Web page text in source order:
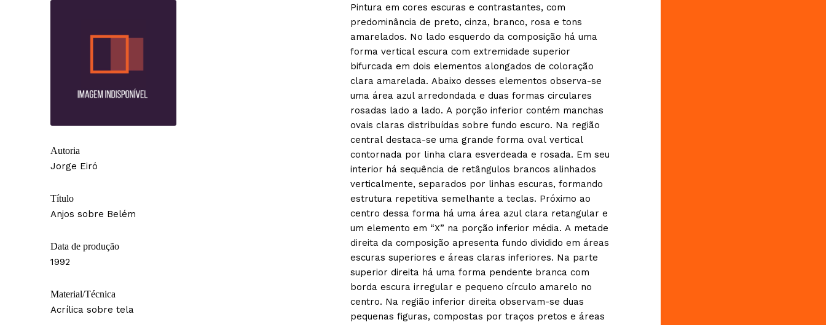
Autoria
Jorge Eiró
Título
Anjos sobre Belém
Data de produção
1992
Material/Técnica
Acrílica sobre tela
Pintura em cores escuras e contrastantes, com
predominância de preto, cinza, branco, rosa e tons
amarelados. No lado esquerdo da composição há uma
forma vertical escura com extremidade superior
bifurcada em dois elementos alongados de coloração
clara amarelada. Abaixo desses elementos observa-se
uma área azul arredondada e duas formas circulares
rosadas lado a lado. A porção inferior contém manchas
ovais claras distribuídas sobre fundo escuro. Na região
central destaca-se uma grande forma oval vertical
contornada por linha clara esverdeada e rosada. Em seu
interior há sequência de retângulos brancos alinhados
verticalmente, separados por linhas escuras, formando
estrutura repetitiva semelhante a teclas. Próximo ao
centro dessa forma há uma área azul clara retangular e
um elemento em “X” na porção inferior média. A metade
direita da composição apresenta fundo dividido em áreas
escuras superiores e áreas claras inferiores. Na parte
superior direita há uma forma pendente branca com
borda escura irregular e pequeno círculo amarelo no
centro. Na região inferior direita observam-se duas
pequenas figuras, compostas por traços pretos e áreas